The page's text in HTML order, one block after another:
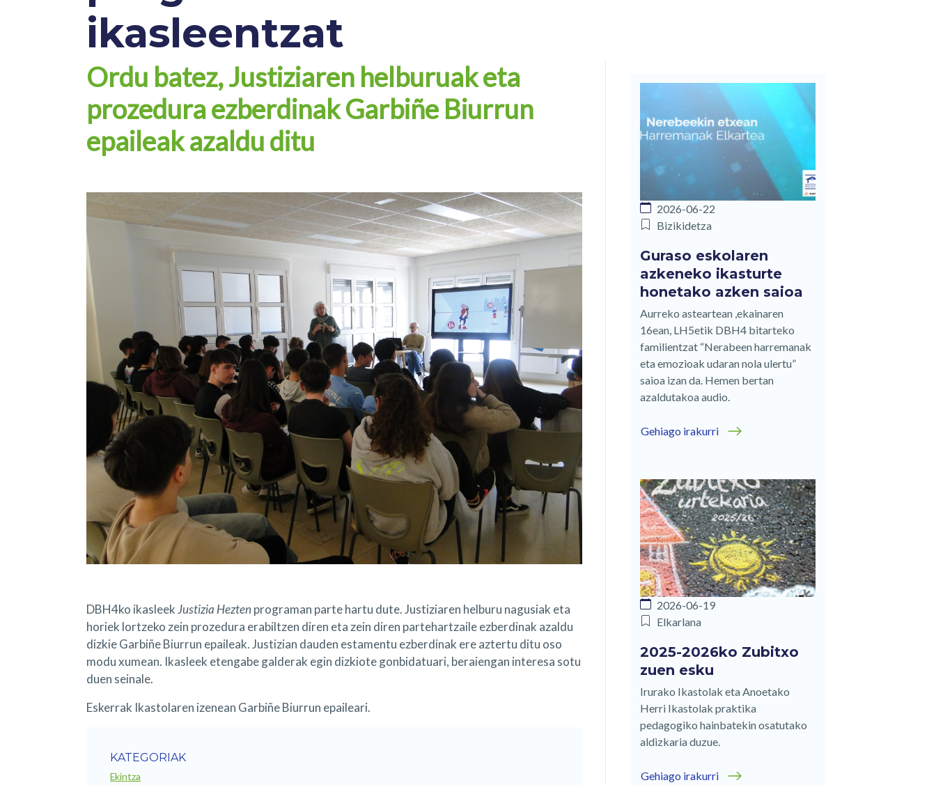
ikasleentzat
Ordu batez, Justiziaren helburuak eta
prozedura ezberdinak Garbiñe Biurrun
epaileak azaldu ditu
DBH4ko ikasleekJustizia Heztenprograman parte hartu dute. Justiziaren helburu nagusiak eta
horiek lortzeko zein prozedura erabiltzen diren eta zein diren partehartzaile ezberdinak azaldu
dizkie Garbiñe Biurrun epaileak. Justizian dauden estamentu ezberdinak ere aztertu ditu oso
modu xumean. Ikasleek etengabe galderak egin dizkiote gonbidatuari, beraiengan interesa sotu
duen seinale.
Eskerrak Ikastolaren izenean Garbiñe Biurrun epaileari.
KATEGORIAK
Ekintza
2026-06-22
Bizikidetza
Guraso eskolaren
azkeneko ikasturte
honetako azken saioa
Aurreko asteartean ,ekainaren
16ean, LH5etik DBH4 bitarteko
familientzat “Nerabeen harremanak
eta emozioak udaran nola ulertu”
saioa izan da. Hemen bertan
azaldutakoa audio.
Gehiago irakurri
2026-06-19
Elkarlana
2025-2026ko Zubitxo
zuen esku
Irurako Ikastolak eta Anoetako
Herri Ikastolak praktika
pedagogiko hainbatekin osatutako
aldizkaria duzue.
Gehiago irakurri